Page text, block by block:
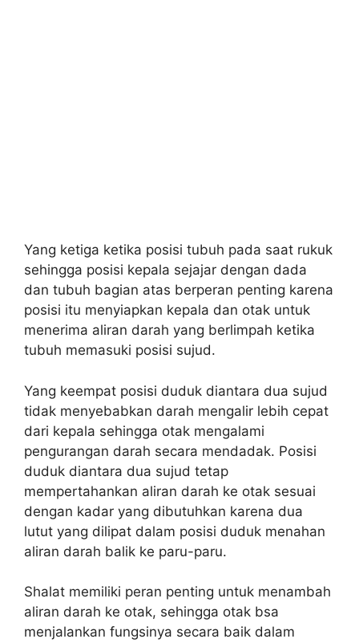
Yang ketiga ketika posisi tubuh pada saat rukuk
sehingga posisi kepala sejajar dengan dada
dan tubuh bagian atas berperan penting karena
posisi itu menyiapkan kepala dan otak untuk
menerima aliran darah yang berlimpah ketika
tubuh memasuki posisi sujud.
Yang keempat posisi duduk diantara dua sujud
tidak menyebabkan darah mengalir lebih cepat
dari kepala sehingga otak mengalami
pengurangan darah secara mendadak. Posisi
duduk diantara dua sujud tetap
mempertahankan aliran darah ke otak sesuai
dengan kadar yang dibutuhkan karena dua
lutut yang dilipat dalam posisi duduk menahan
aliran darah balik ke paru-paru.
Shalat memiliki peran penting untuk menambah
aliran darah ke otak, sehingga otak bsa
menjalankan fungsinya secara baik dalam